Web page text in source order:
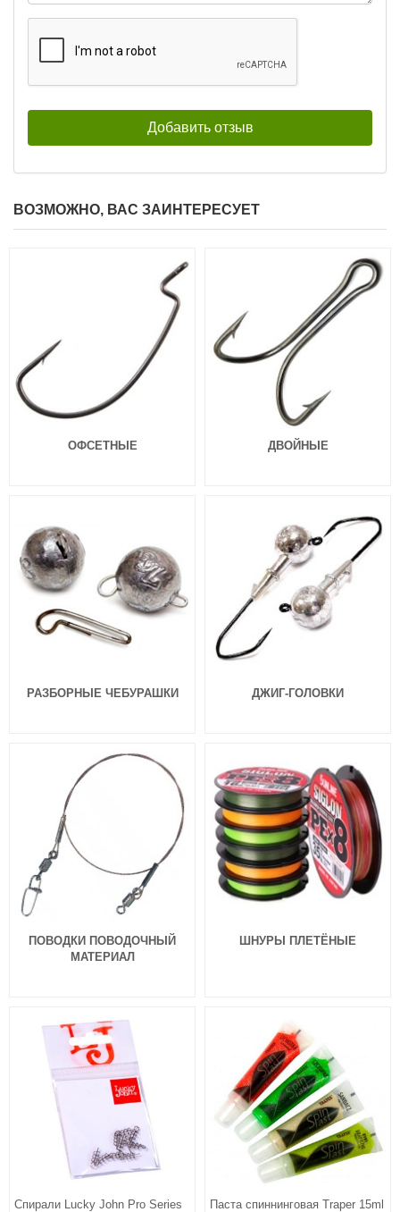
ВОЗМОЖНО, ВАС ЗАИНТЕРЕСУЕТ
ОФСЕТНЫЕ ДВОЙНЫЕ
РАЗБОРНЫЕ ЧЕБУРАШКИ ДЖИГ-ГОЛОВКИ
ПОВОДКИ ПОВОДОЧНЫЙ
МАТЕРИАЛ
ШНУРЫ ПЛЕТЁНЫЕ
Спирали Lucky John Pro Series
Паста спиннинговая Traper 15ml